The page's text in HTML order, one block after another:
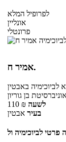
לפרופיל המלא
אונליין
פרונטלי
אמיר ח.
לביוכימיה באבטין
בן גוריון
110 ₪ לשעה
בעיר אבטין